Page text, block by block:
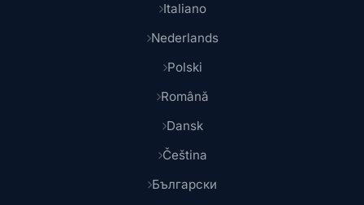
Italiano
Nederlands
Polski
Română
Dansk
Čeština
Български